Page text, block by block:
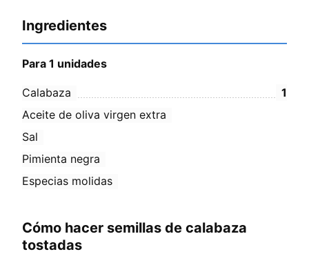
Ingredientes
Para 1 unidades
Calabaza
1
Aceite de oliva virgen extra
Sal
Pimienta negra
Especias molidas
Cómo hacer semillas de calabaza
tostadas